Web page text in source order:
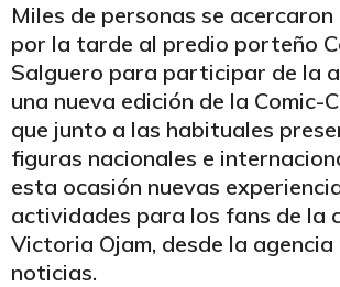
Miles de personas se
por la tarde al predio porteño
Salguero para participar de la
una nueva edición de la Comic-
que junto a las habituales
figuras nacionales e
esta ocasión nuevas
actividades para los fans de la
Victoria Ojam, desde la agencia
noticias.